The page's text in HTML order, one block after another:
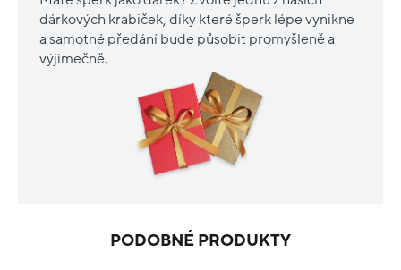
dárkových krabiček, díky které šperk lépe vynikne
a samotné předání bude působit promyšleně a
výjimečně.
PODOBNÉ PRODUKTY